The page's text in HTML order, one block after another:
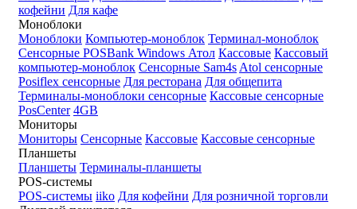
кофейни Для кафе
Моноблоки
Моноблоки Компьютер-моноблок Терминал-моноблок
Сенсорные POSBank Windows Атол Кассовые Кассовый
компьютер-моноблок Сенсорные Sam4s Atol сенсорные
Posiflex сенсорные Для ресторана Для общепита
Терминалы-моноблоки сенсорные Кассовые сенсорные
PosCenter 4GB
Мониторы
Мониторы Сенсорные Кассовые Кассовые сенсорные
Планшеты
Планшеты Терминалы-планшеты
POS-системы
POS-системы iiko Для кофейни Для розничной торговли